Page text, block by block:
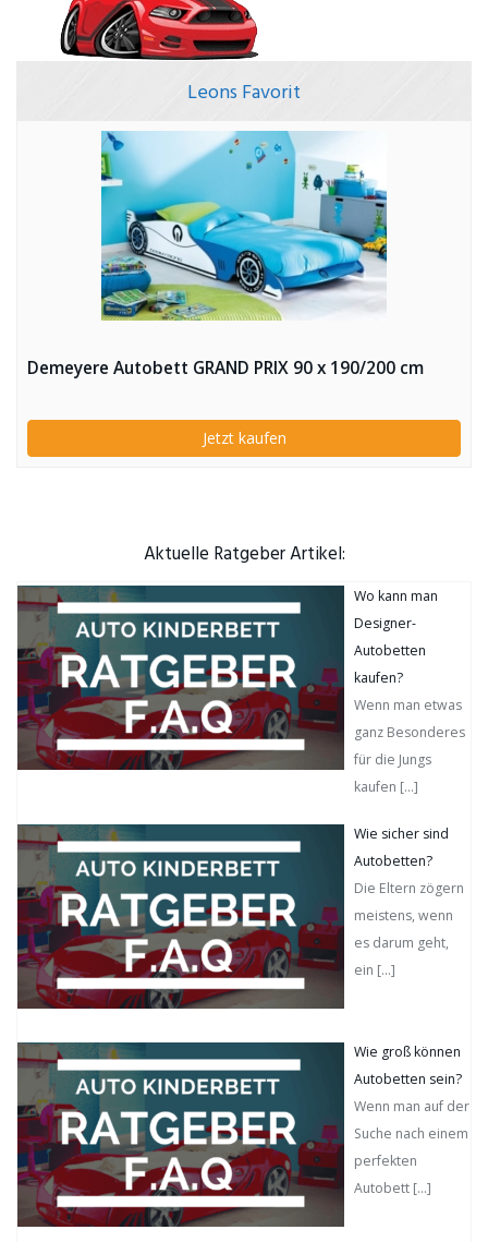
Leons Favorit
Demeyere Autobett GRAND PRIX 90 x 190/200 cm
Jetzt kaufen
Aktuelle Ratgeber Artikel:
Wo kann man
Designer-
Autobetten
kaufen?
Wenn man etwas
ganz Besonderes
für die Jungs
kaufen […]
Wie sicher sind
Autobetten?
Die Eltern zögern
meistens, wenn
es darum geht,
ein […]
Wie groß können
Autobetten sein?
Wenn man auf der
Suche nach einem
perfekten
Autobett […]